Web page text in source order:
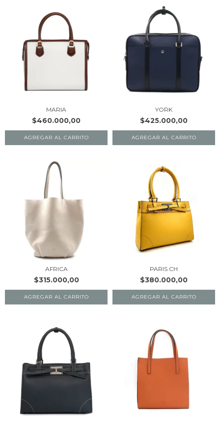
MARIA
$460.000,00
AGREGAR AL CARRITO
YORK
$425.000,00
AGREGAR AL CARRITO
AFRICA
$315.000,00
AGREGAR AL CARRITO
PARIS CH
$380.000,00
AGREGAR AL CARRITO